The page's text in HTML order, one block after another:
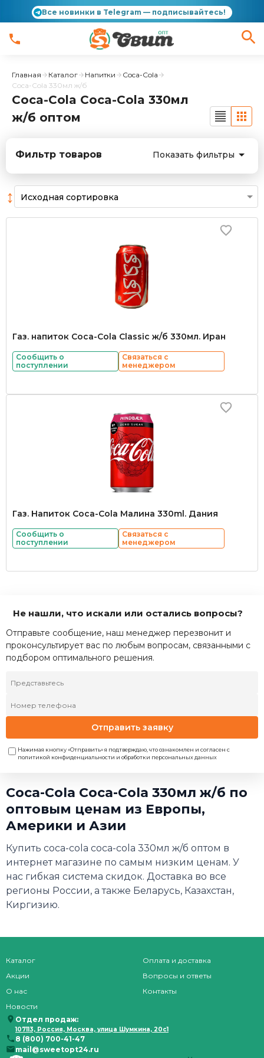
Все новинки в Telegram — подписывайтесь!
Главная Каталог Напитки
Coca-Cola
Coca-Cola 330мл ж/б
Coca-Cola Coca-Cola 330мл
ж/б оптом
Фильтр товаров Показать фильтры
↕
Газ. напиток Coca-Cola Classic ж/б 330мл. Иран
Сообщить о
поступлении
Связаться с
менеджером
Газ. Напиток Coca-Cola Малина 330ml. Дания
Сообщить о
поступлении
Связаться с
менеджером
Не нашли, что искали или остались вопросы?
Отправьте сообщение, наш менеджер перезвонит и
проконсультирует вас по любым вопросам, связанными с
подбором оптимального решения.
Отправить заявку
Нажимая кнопку «Отправить» я подтверждаю, что ознакомлен и согласен с
политикой конфиденциальности и обработки персональных данных
Coca-Cola Coca-Cola 330мл ж/б по
оптовым ценам из Европы,
Америки и Азии
Купить coca-cola coca-cola 330мл ж/б оптом в
интернет магазине по самым низким ценам. У
нас гибкая система скидок. Доставка во все
регионы России, а также Беларусь, Казахстан,
Киргизию.
Каталог
Акции
О нас
Новости
Оплата и доставка
Вопросы и ответы
Контакты
Отдел продаж:
107113, Россия, Москва, улица Шумкина, 20с1
8 (800) 700-41-47
mail@sweetopt24.ru